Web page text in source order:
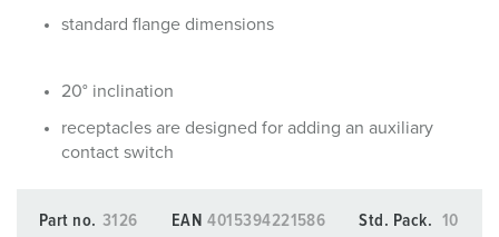
standard flange dimensions
20° inclination
receptacles are designed for adding an auxiliary
contact switch
Part no. 3126 EAN 4015394221586 Std. Pack. 10